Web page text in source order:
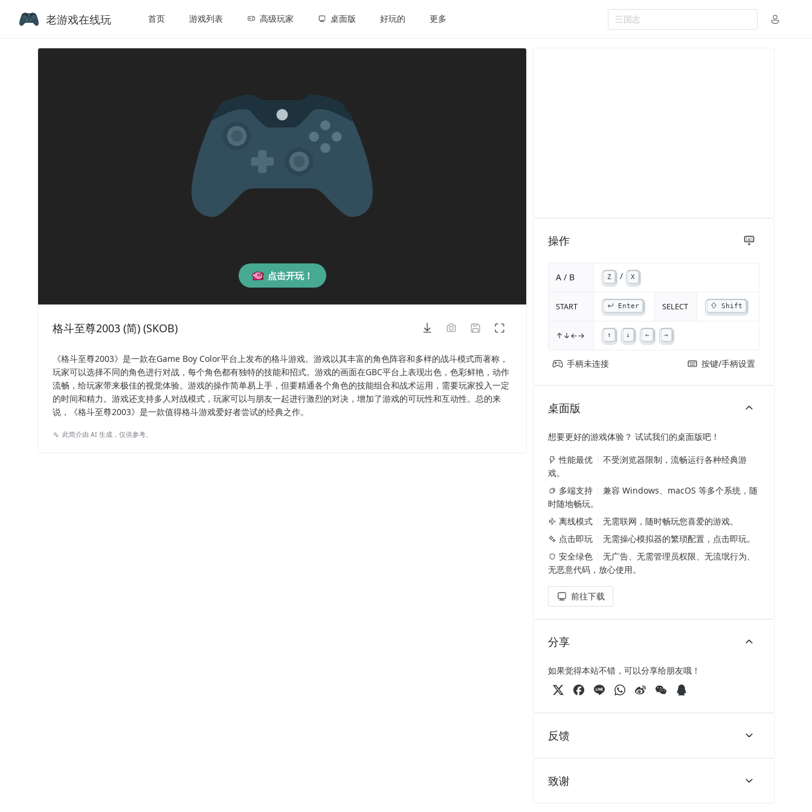
点击开玩！
格斗至尊2003 (简) (SKOB)
《格斗至尊2003》是一款在Game Boy Color平台上发布的格斗游戏。游戏以其丰富的角色阵容和多样的战斗模式而著称，
玩家可以选择不同的角色进行对战，每个角色都有独特的技能和招式。游戏的画面在GBC平台上表现出色，色彩鲜艳，动作
流畅，给玩家带来极佳的视觉体验。游戏的操作简单易上手，但要精通各个角色的技能组合和战术运用，需要玩家投入一定
的时间和精力。游戏还支持多人对战模式，玩家可以与朋友一起进行激烈的对决，增加了游戏的可玩性和互动性。总的来
说，《格斗至尊2003》是一款值得格斗游戏爱好者尝试的经典之作。
此简介由 AI 生成，仅供参考。
操作
A / B Z / X
START Enter SELECT Shift
↑↓←→ ↑ ↓ ← →
手柄未连接 按键/手柄设置
桌面版
想要更好的游戏体验？ 试试我们的桌面版吧！
性能最优
不受浏览器限制，流畅运行各种经典游
戏。
多端支持
兼容 Windows、macOS 等多个系统，随
时随地畅玩。
离线模式
无需联网，随时畅玩您喜爱的游戏。
点击即玩
无需操心模拟器的繁琐配置，点击即玩。
安全绿色
无广告、无需管理员权限、无流氓行为、
无恶意代码，放心使用。
前往下载
分享
如果觉得本站不错，可以分享给朋友哦！
反馈
致谢
老游戏在线玩 首页 游戏列表 高级玩家 桌面版 好玩的 更多 三国志